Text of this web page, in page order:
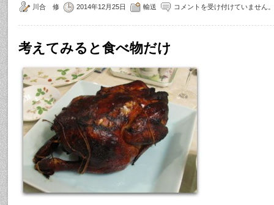
川合 修 2014年12月25日 輸送 コメントを受け付けていません。
考えてみると食べ物だけ